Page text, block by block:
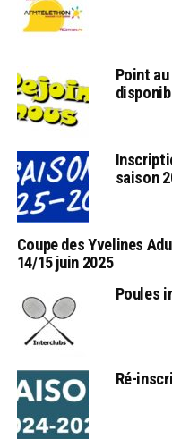
Point
saison
Coupe des Yvelines
14/15 juin 2025
Poules
Ré-